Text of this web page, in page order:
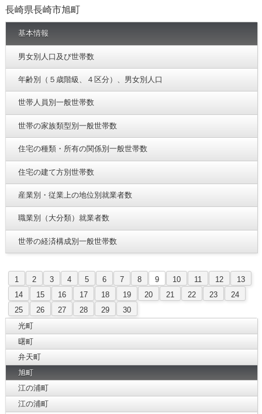
長崎県長崎市旭町
基本情報
男女別人口及び世帯数
年齢別（５歳階級、４区分）、男女別人口
世帯人員別一般世帯数
世帯の家族類型別一般世帯数
住宅の種類・所有の関係別一般世帯数
住宅の建て方別世帯数
産業別・従業上の地位別就業者数
職業別（大分類）就業者数
世帯の経済構成別一般世帯数
1 2 3 4 5 6 7 8 9 10 11 12
13
14
15 16 17 18 19 20 21 22 23
24
25
26 27 28 29
30
光町
曙町
弁天町
旭町
江の浦町
江の浦町